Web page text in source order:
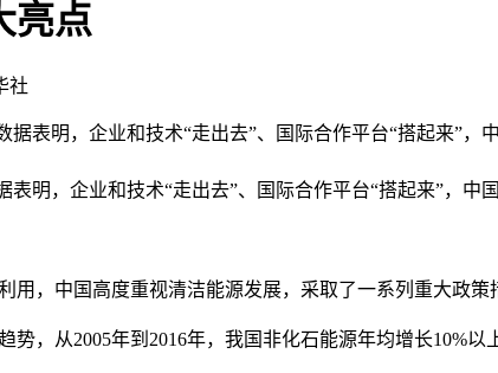
亮点
社
据表明，企业和技术“走出去”、国际合作平台“搭起来
明，企业和技术“走出去”、国际合作平台“搭起来”，中
，中国高度重视清洁能源发展，采取了一系列重大政策
从2005年到2016年，我国非化石能源年均增长10%以